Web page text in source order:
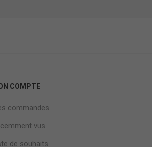
COMPTE
commandes
vus
de souhaits